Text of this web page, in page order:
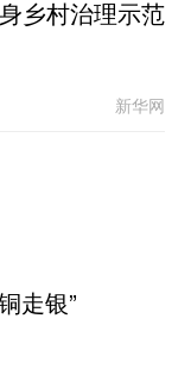
身乡村治理示范
新华网
走银”